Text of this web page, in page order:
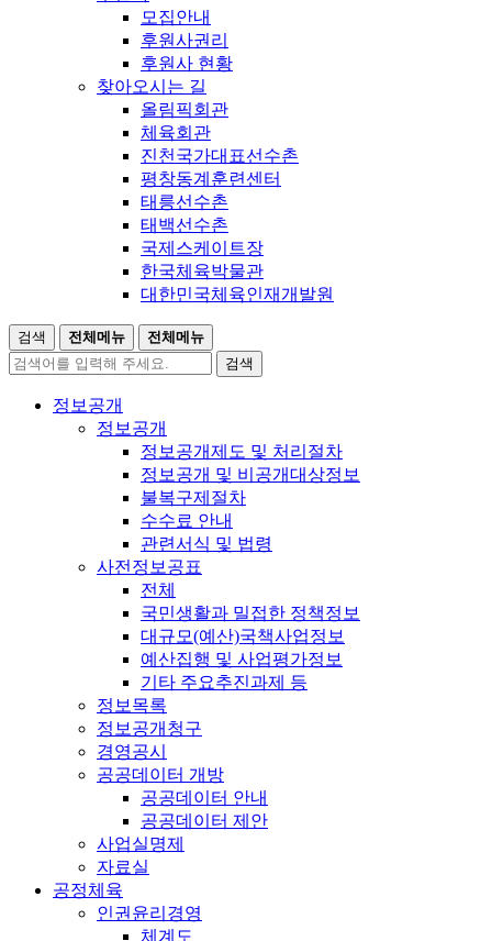
모집안내
후원사권리
후원사 현황
찾아오시는 길
올림픽회관
체육회관
진천국가대표선수촌
평창동계훈련센터
태릉선수촌
태백선수촌
국제스케이트장
한국체육박물관
대한민국체육인재개발원
검색 전체메뉴
전체메뉴
검색
정보공개
정보공개
정보공개제도 및 처리절차
정보공개 및 비공개대상정보
불복구제절차
수수료 안내
관련서식 및 법령
사전정보공표
전체
국민생활과 밀접한 정책정보
대규모(예산)국책사업정보
예산집행 및 사업평가정보
기타 주요추진과제 등
정보목록
정보공개청구
경영공시
공공데이터 개방
공공데이터 안내
공공데이터 제안
사업실명제
자료실
공정체육
인권윤리경영
체계도